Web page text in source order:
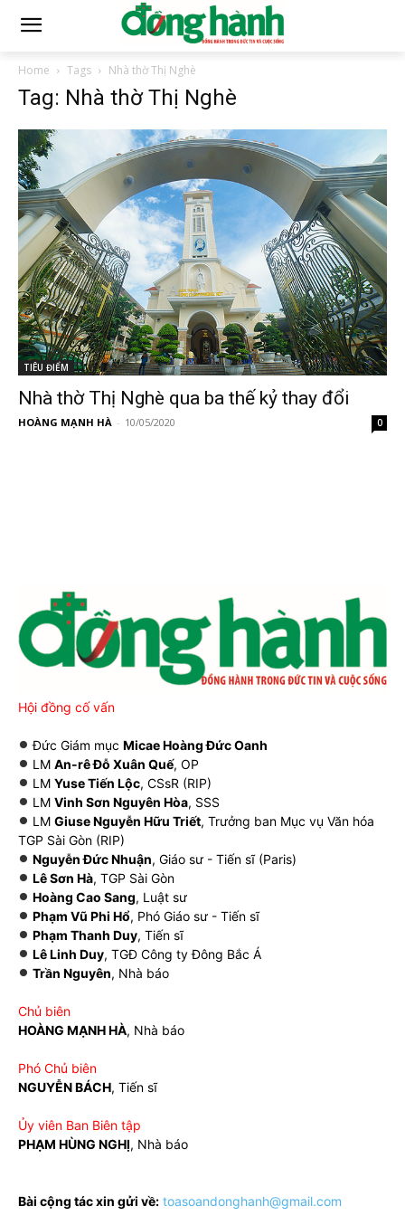
Home Tags Nhà thờ Thị Nghè
Tag: Nhà thờ Thị Nghè
TIÊU ĐIỂM
Nhà thờ Thị Nghè qua ba thế kỷ thay đổi
HOÀNG MẠNH HÀ - 10/05/2020 0
Hội đồng cố vấn
Đức Giám mục Micae Hoàng Đức Oanh
LM An-rê Đỗ Xuân Quế, OP
LM Yuse Tiến Lộc, CSsR (RIP)
LM Vinh Sơn Nguyên Hòa, SSS
LM Giuse Nguyễn Hữu Triết, Trưởng ban Mục vụ Văn hóa
TGP Sài Gòn (RIP)
Nguyễn Đức Nhuận, Giáo sư - Tiến sĩ (Paris)
Lê Sơn Hà, TGP Sài Gòn
Hoàng Cao Sang, Luật sư
Phạm Vũ Phi Hổ, Phó Giáo sư - Tiến sĩ
Phạm Thanh Duy, Tiến sĩ
Lê Linh Duy, TGĐ Công ty Đông Bắc Á
Trần Nguyên, Nhà báo
Chủ biên
HOÀNG MẠNH HÀ, Nhà báo
Phó Chủ biên
NGUYỄN BÁCH, Tiến sĩ
Ủy viên Ban Biên tập
PHẠM HÙNG NGHỊ, Nhà báo
Bài cộng tác xin gửi về: toasoandonghanh@gmail.com